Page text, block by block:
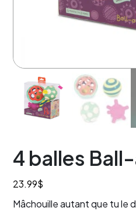
4 balles
23.99$
Mâchouille autant que tu le